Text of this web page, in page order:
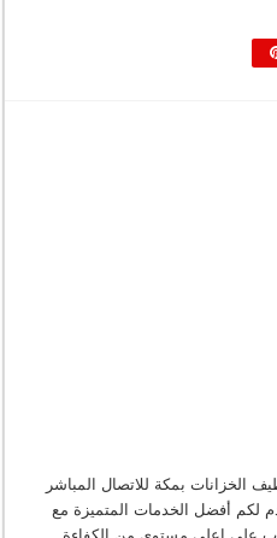
بمكة للاتصال المباشر
شركتنا تقدم لكم أفضل الخدمات المتميزة مع